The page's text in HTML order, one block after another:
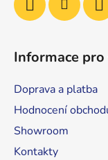
Informace pro
Doprava a platba
Hodnocení
Showroom
Kontakty